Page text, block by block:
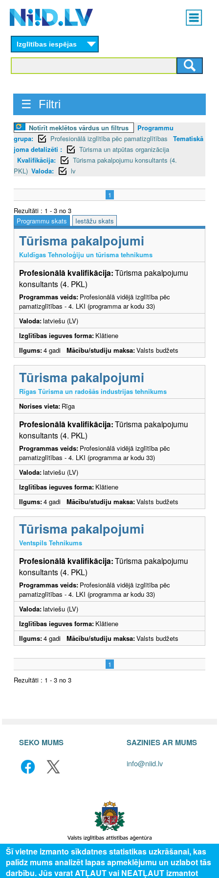
content
Main
menu
Izglītības iespējas
☰ Filtri
Notīrīt meklētos vārdus un filtrus
Programmu
grupa:
Profesionālā izglītība pēc pamatizglītības
Tematiskā
joma detalizēti :
Tūrisma un atpūtas organizācija
Kvalifikācija:
Tūrisma pakalpojumu konsultants (4.
PKL) Valoda: lv
1
Rezultāti : 1 - 3 no 3
Programmu skats
Iestāžu skats
Tūrisma pakalpojumi
Kuldīgas Tehnoloģiju un tūrisma tehnikums
Profesionālā kvalifikācija:Tūrisma pakalpojumu
konsultants (4. PKL)
Programmas veids: Profesionālā vidējā izglītība pēc
pamatizglītības - 4. LKI (programma ar kodu 33)
Valoda:latviešu (LV)
Izglītības ieguves forma: Klātiene
Ilgums:4 gadi Mācību/studiju maksa:Valsts budžets
Tūrisma pakalpojumi
Rīgas Tūrisma un radošās industrijas tehnikums
Norises vieta: Rīga
Profesionālā kvalifikācija:Tūrisma pakalpojumu
konsultants (4. PKL)
Programmas veids: Profesionālā vidējā izglītība pēc
pamatizglītības - 4. LKI (programma ar kodu 33)
Valoda:latviešu (LV)
Izglītības ieguves forma: Klātiene
Ilgums:4 gadi Mācību/studiju maksa:Valsts budžets
Tūrisma pakalpojumi
Ventspils Tehnikums
Profesionālā kvalifikācija:Tūrisma pakalpojumu
konsultants (4. PKL)
Programmas veids: Profesionālā vidējā izglītība pēc
pamatizglītības - 4. LKI (programma ar kodu 33)
Valoda:latviešu (LV)
Izglītības ieguves forma: Klātiene
Ilgums:4 gadi Mācību/studiju maksa:Valsts budžets
1
Rezultāti : 1 - 3 no 3
SEKO MUMS SAZINIES AR MUMS
info@niid.lv
© 2025 Valsts izglītības attīstības aģentūra, publicētā satura visas tiesības
aizsargātas.
Šī vietne izmanto sīkdatnes statistikas uzkrāšanai, kas
palīdz mums analizēt lapas apmeklējumu un uzlabot tās
darbību. Jūs varat ATĻAUT vai NEATĻAUT izmantot